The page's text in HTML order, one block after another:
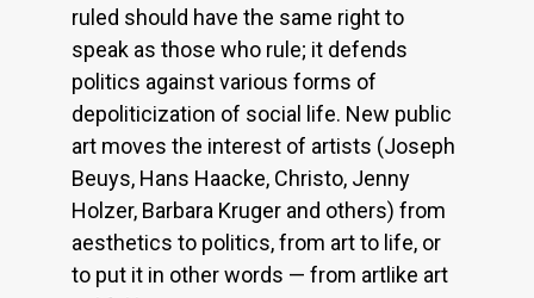
ruled should have the same right to
speak as those who rule; it defends
politics against various forms of
depoliticization of social life. New public
art moves the interest of artists (Joseph
Beuys, Hans Haacke, Christo, Jenny
Holzer, Barbara Kruger and others) from
aesthetics to politics, from art to life, or
to put it in other words — from artlike art